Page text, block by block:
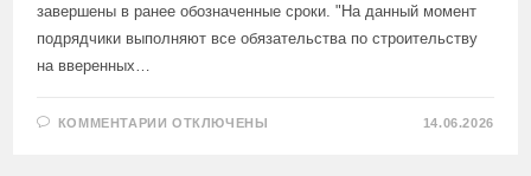
завершены в ранее обозначенные сроки. "На данный момент
подрядчики выполняют все обязательства по строительству
на вверенных…
КОММЕНТАРИИ К
ОТКЛЮЧЕНЫ 14.06.2026